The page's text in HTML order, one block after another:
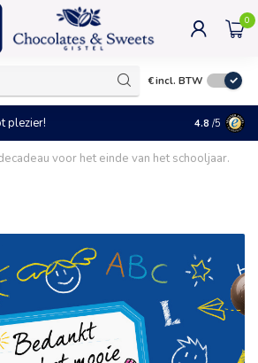
0
€incl. BTW
plezier! 4.8 /5
voor het einde van het schooljaar.